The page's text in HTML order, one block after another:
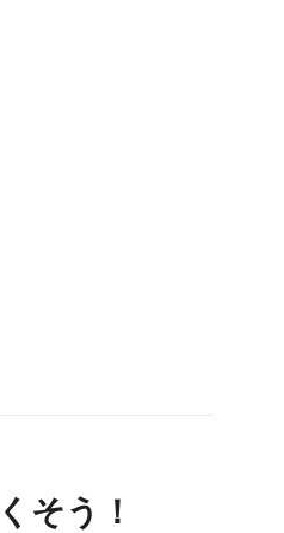
そう！